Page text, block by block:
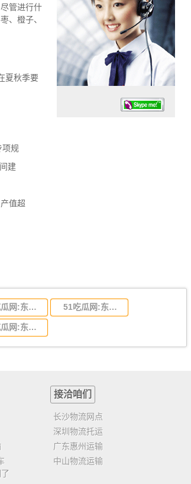
管进行什
、橙子、
夏秋季要
项规
建
值超
51吃瓜网:东莞到贵州省物流运输,东莞到贵州省物流公司 51吃瓜网:东莞到四川省物流专线,东莞到四川省物流公司
51吃瓜网:东莞到广西物流专线,东莞到广西物流公司
接洽咱们
长沙物流网点
深圳物流托运
广东惠州运输
中山物流运输